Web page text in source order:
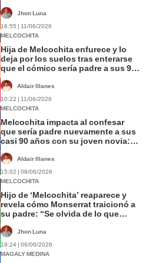
Jhon Luna
16:55 | 11/06/2026
MELCOCHITA
Hija de Melcochita enfurece y lo
deja por los suelos tras enterarse
que el cómico sería padre a sus 90
Aldair Illanes
10:22 | 11/06/2026
MELCOCHITA
Melcochita impacta al confesar
que sería padre nuevamente a sus
casi 90 años con su joven novia:
Aldair Illanes
15:02 | 08/06/2026
MELCOCHITA
Hijo de ‘Melcochita’ reaparece y
revela cómo Monserrat traicionó a
su padre: “Se olvida de lo que
Jhon Luna
19:24 | 06/06/2026
MAGALY MEDINA